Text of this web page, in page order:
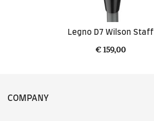
Legno D7 Wilson Staff
€ 159,00
COMPANY